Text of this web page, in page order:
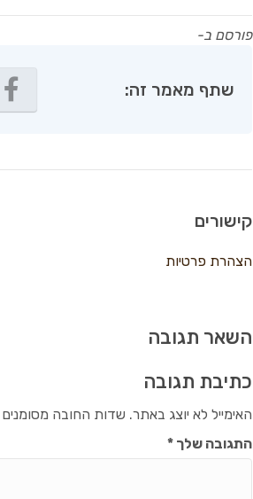
פורסם ב-
שתף מאמר זה:
קישורים
הצהרת פרטיות
השאר תגובה
כתיבת תגובה
האימייל לא יוצג באתר. שדות החובה
התגובה שלך*